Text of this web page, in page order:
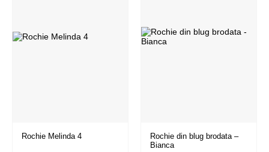
Rochie Melinda 4
Rochie din blug brodata –
Bianca